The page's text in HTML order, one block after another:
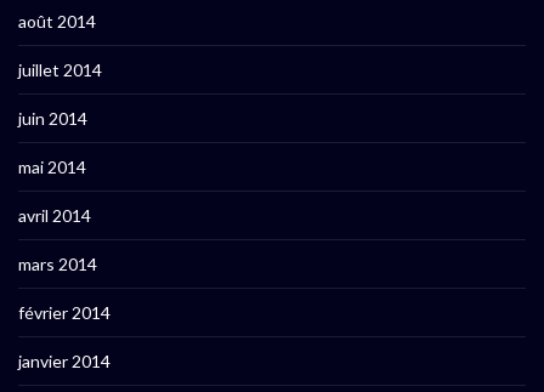
août 2014
juillet 2014
juin 2014
mai 2014
avril 2014
mars 2014
février 2014
janvier 2014